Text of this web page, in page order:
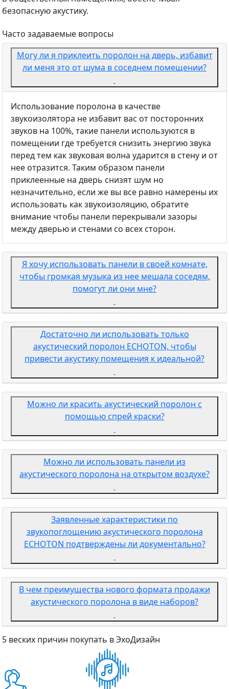
безопасную акустику.
Часто задаваемые вопросы
Могу ли я приклеить поролон на дверь, избавит
ли меня это от шума в соседнем помещении?
Использование поролона в качестве
звукоизолятора не избавит вас от посторонних
звуков на 100%, такие панели используются в
помещении где требуется снизить энергию звука
перед тем как звуковая волна ударится в стену и от
нее отразится. Таким образом панели
приклеенные на дверь снизят шум но
незначительно, если же вы все равно намерены их
использовать как звукоизоляцию, обратите
внимание чтобы панели перекрывали зазоры
между дверью и стенами со всех сторон.
Я хочу использовать панели в своей комнате,
чтобы громкая музыка из нее мешала соседям,
помогут ли они мне?
Достаточно ли использовать только
акустический поролон ECHOTON, чтобы
привести акустику помещения к идеальной?
Можно ли красить акустический поролон с
помощью спрей краски?
Можно ли использовать панели из
акустического поролона на открытом воздухе?
Заявленные характеристики по
звукопоглощению акустического поролона
ECHOTON подтверждены ли документально?
В чем преимущества нового формата продажи
акустического поролона в виде наборов?
5 веских причин покупать в ЭхоДизайн